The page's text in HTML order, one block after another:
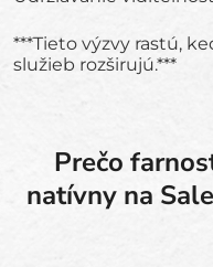
***Tieto výzvy rastú,
služieb rozširujú.***
Prečo
natívny na